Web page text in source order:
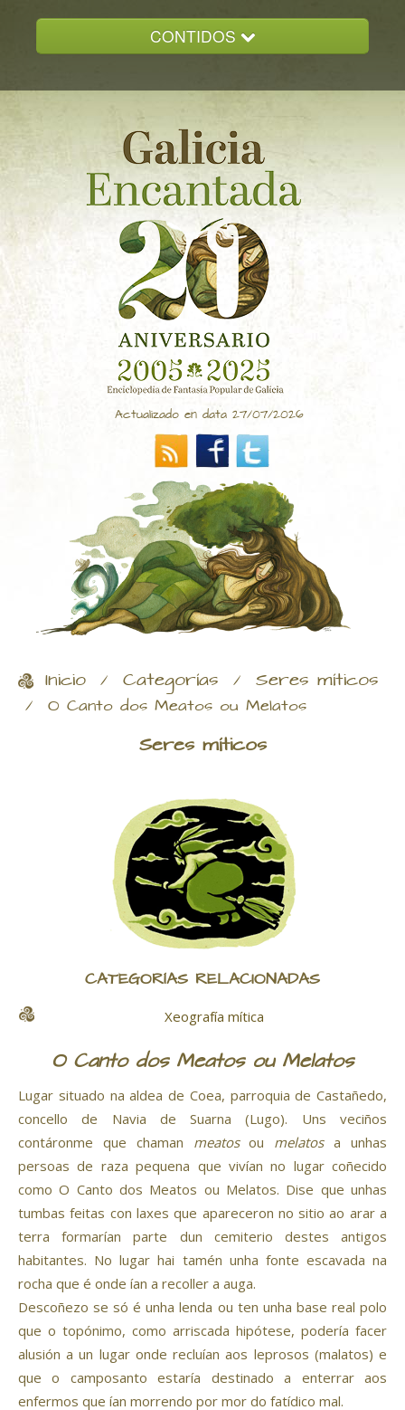
CONTIDOS
GALICIA ENCANTADA
DOCUMENTACION
NOVAS
CONTACTO
Actualizado en data 27/07/2026
Inicio / Categorías / Seres míticos
/ O Canto dos Meatos ou Melatos
Seres míticos
CATEGORÍAS RELACIONADAS
Xeografía mítica
O Canto dos Meatos ou Melatos
Lugar situado na aldea de Coea, parroquia de Castañedo,
concello de Navia de Suarna (Lugo). Uns veciños
contáronme que chaman meatosou melatosa unhas
persoas de raza pequena que vivían no lugar coñecido
como O Canto dos Meatos ou Melatos. Dise que unhas
tumbas feitas con laxes que apareceron no sitio ao arar a
terra formarían parte dun cemiterio destes antigos
habitantes. No lugar hai tamén unha fonte escavada na
rocha que é onde ían a recoller a auga.
Descoñezo se só é unha lenda ou ten unha base real polo
que o topónimo, como arriscada hipótese, podería facer
alusión a un lugar onde recluían aos leprosos (malatos) e
que o camposanto estaría destinado a enterrar aos
enfermos que ían morrendo por mor do fatídico mal.